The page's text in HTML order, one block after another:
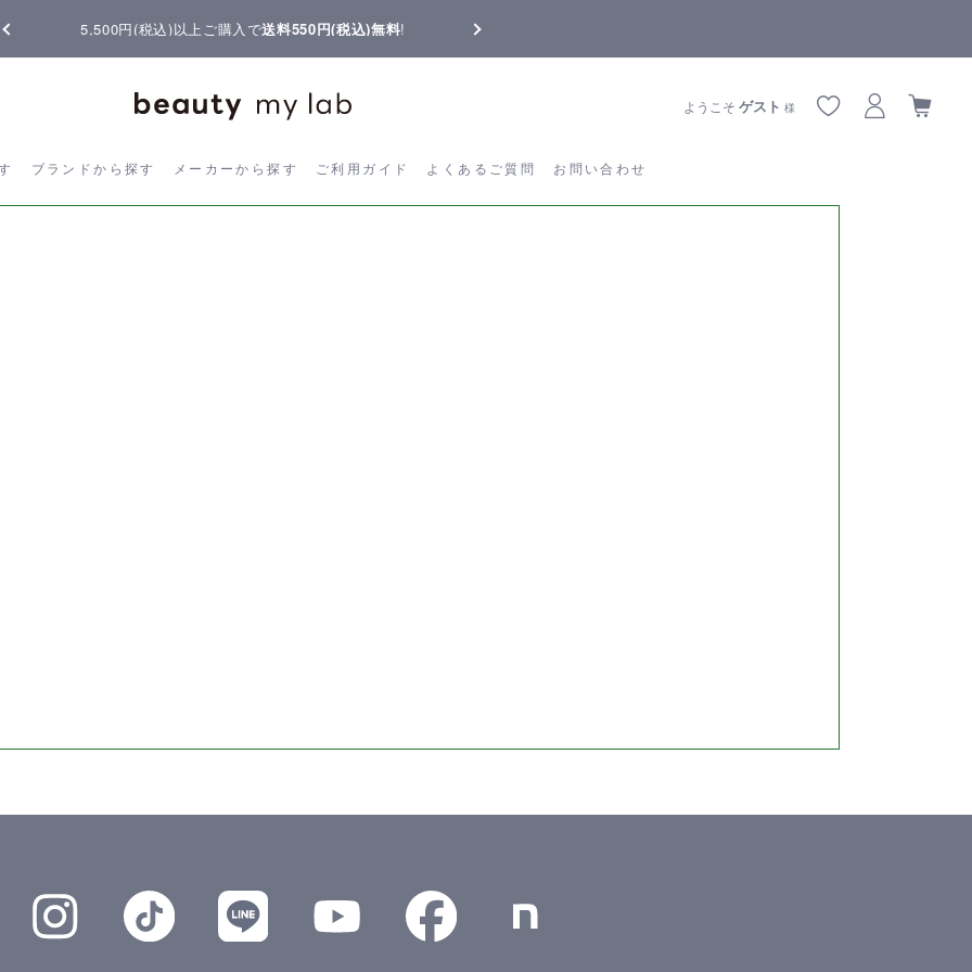
5,500円(税込)以上ご購入で送料550円(税込)無料!
ブランドから探す メーカーから探す ご利用ガイド よくあるご質問 お問い合わせ
ようこそゲスト 様
す ブランドから探す メーカーから探す ご利用ガイド よくあるご質問